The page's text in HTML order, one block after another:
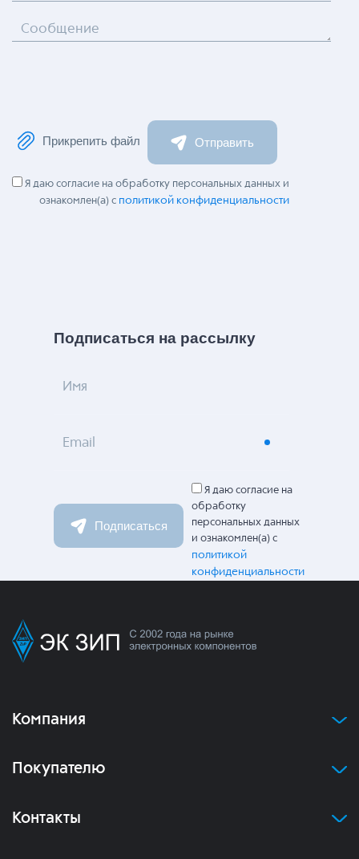
Сообщение
Прикрепить файл Отправить
Я даю согласие на обработку персональных данных и
ознакомлен(а) с политикой конфиденциальности
Подписаться на рассылку
Имя
Email
Подписаться
Я даю согласие на
обработку
персональных данных
и ознакомлен(а) с
политикой
конфиденциальности
Компания
Покупателю
Контакты